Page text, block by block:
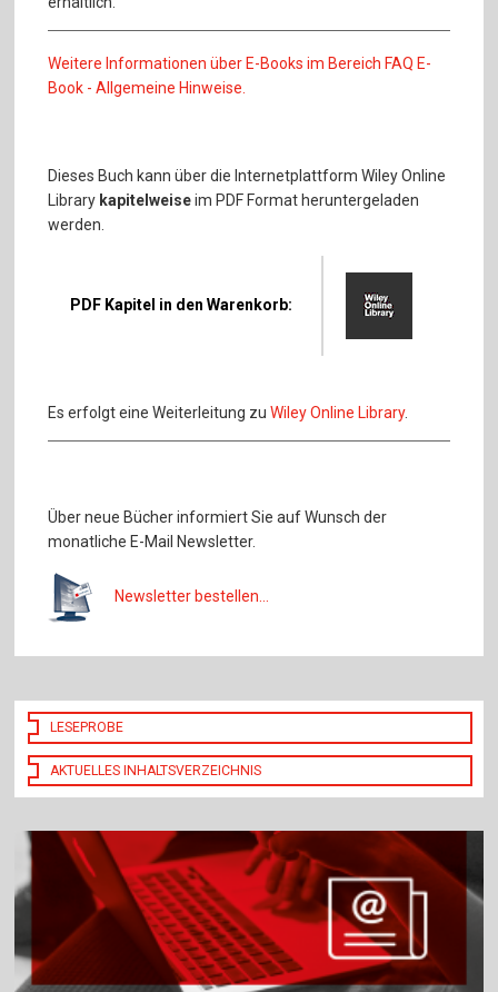
Weitere Informationen über E-Books im Bereich FAQ E-
Book - Allgemeine Hinweise.
Dieses Buch kann über die Internetplattform Wiley Online
Library kapitelweiseim PDF Format heruntergeladen
werden.
PDF Kapitel in den Warenkorb:
Es erfolgt eine Weiterleitung zuWiley Online Library.
Über neue Bücher informiert Sie auf Wunsch der
monatliche E-Mail Newsletter.
Newsletter bestellen...
LESEPROBE
AKTUELLES INHALTSVERZEICHNIS